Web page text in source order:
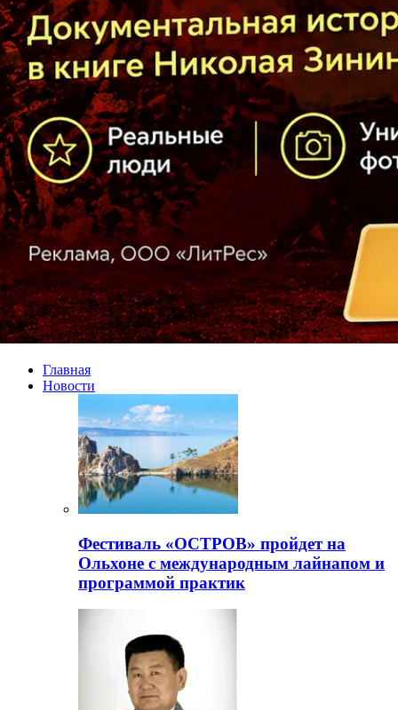
Главная
Новости
Фестиваль «ОСТРОВ» пройдет на
Ольхоне с международным лайнапом и
программой практик